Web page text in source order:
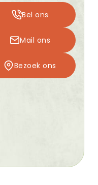
Bel ons
Mail ons
Bezoek ons